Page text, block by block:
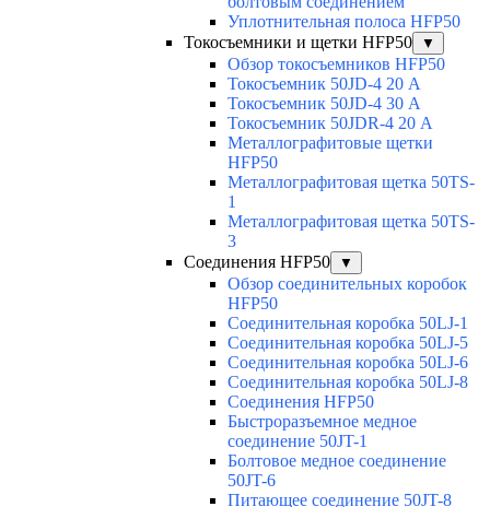
Уплотнительная полоса HFP50
Токосъемники и щетки HFP50
▼
Обзор токосъемников HFP50
Токосъемник 50JD-4 20 А
Токосъемник 50JD-4 30 А
Токосъемник 50JDR-4 20 А
Металлографитовые щетки
HFP50
Металлографитовая щетка 50TS-
1
Металлографитовая щетка 50TS-
3
Соединения HFP50
▼
Обзор соединительных коробок
HFP50
Соединительная коробка 50LJ-1
Соединительная коробка 50LJ-5
Соединительная коробка 50LJ-6
Соединительная коробка 50LJ-8
Соединения HFP50
Быстроразъемное медное
соединение 50JT-1
Болтовое медное соединение
50JT-6
Питающее соединение 50JT-8